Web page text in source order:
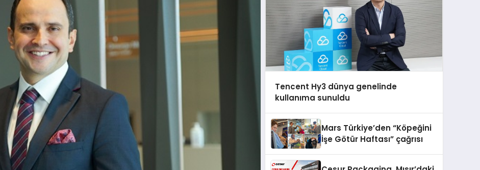
Tencent Hy3 dünya genelinde
kullanıma sunuldu
Mars Türkiye’den “Köpeğini
İşe Götür Haftası” çağrısı